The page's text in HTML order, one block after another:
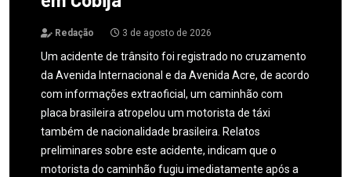
Redação 3 de agosto de 2026
Um acidente de trânsito foi registrado no cruzamento
da Avenida Internacional e da Avenida Acre, de acordo
com informações extraoficial, um caminhão com
placa brasileira atropelou um motorista de táxi
também de nacionalidade brasileira. Relatos
preliminares sobre este acidente, indicam que o
motorista do caminhão fugiu imediatamente após a